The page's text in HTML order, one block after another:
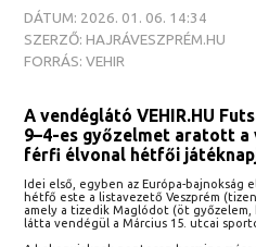
DÁTUM: 2026. 01. 06. 14:34
SZERZŐ: HAJRÁVESZPRÉM.HU
FORRÁS: VEHIR
A vendéglátó VEHIR.HU
9–4-es győzelmet aratott a
férfi élvonal hétfői
Idei első, egyben az Európa-
hétfő este a listavezető Veszprém
amely a tizedik Maglódot (öt
látta vendégül a Március 15. utcai